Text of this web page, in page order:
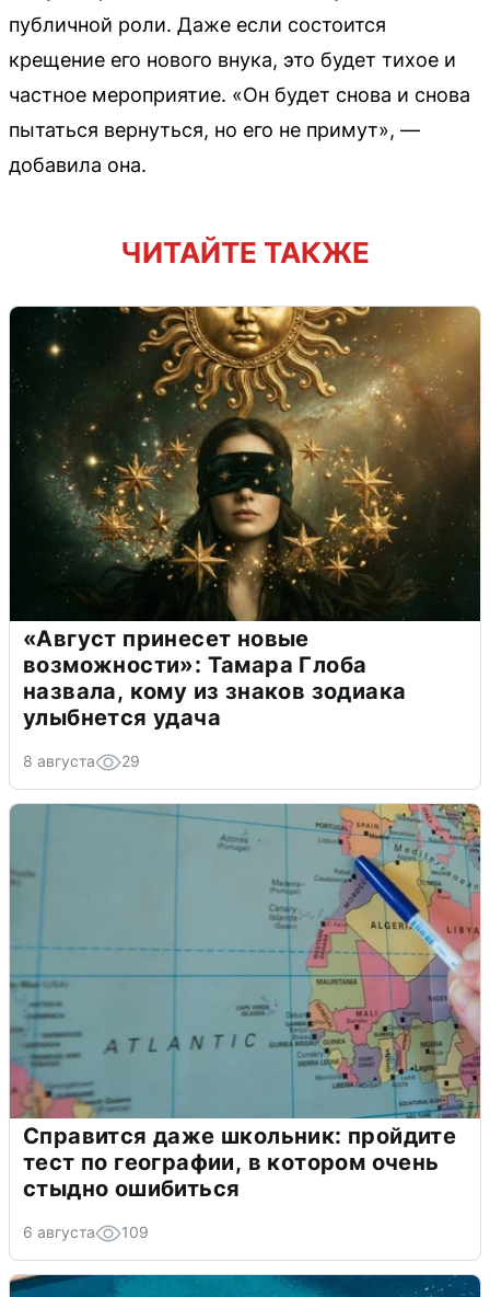
публичной роли. Даже если состоится
крещение его нового внука, это будет тихое и
частное мероприятие. «Он будет снова и снова
пытаться вернуться, но его не примут», —
добавила она.
ЧИТАЙТЕ ТАКЖЕ
«Август принесет новые
возможности»: Тамара Глоба
назвала, кому из знаков зодиака
улыбнется удача
8 августа 29
Справится даже школьник: пройдите
тест по географии, в котором очень
стыдно ошибиться
6 августа 109